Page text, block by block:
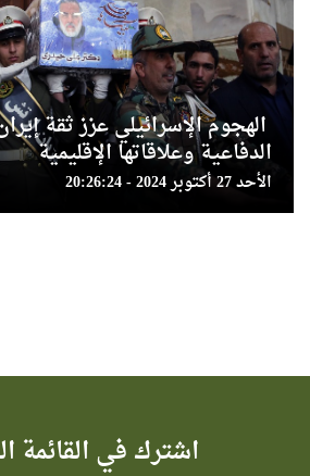
الهجوم الإسرائيلي عزز ثقة
الدفاعية وعلاقاتها الإقليمية
الأحد 27 أكتوبر 2024 - 20:26:24
اشترك في القائمة